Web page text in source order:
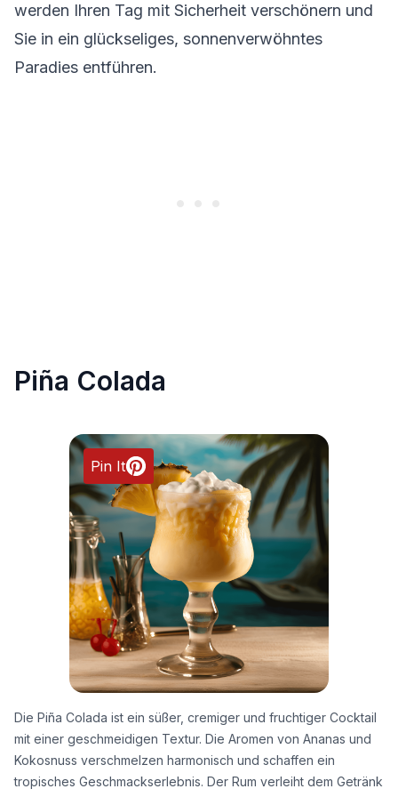
werden Ihren Tag mit Sicherheit verschönern und
Sie in ein glückseliges, sonnenverwöhntes
Paradies entführen.
Piña Colada
Pin It
Die Piña Colada ist ein süßer, cremiger und fruchtiger Cocktail
mit einer geschmeidigen Textur. Die Aromen von Ananas und
Kokosnuss verschmelzen harmonisch und schaffen ein
tropisches Geschmackserlebnis. Der Rum verleiht dem Getränk